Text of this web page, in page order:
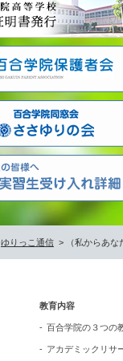
ゆりっこ通信 > （私からあな
教育内容
百合学院の３つの
アカデミックリサ